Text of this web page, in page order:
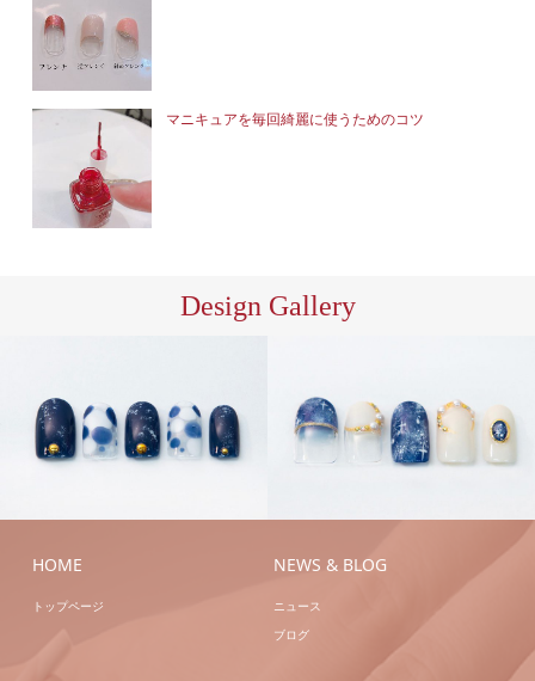
マニキュアを毎回綺麗に使うためのコツ
Design Gallery
S/ア
ック ハンドネイル
ハン
ル
HOME
トップページ
NEWS & BLOG
ニュース
ブログ